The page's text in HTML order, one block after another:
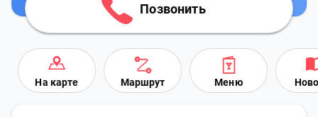
Позвонить
На карте Маршрут Меню